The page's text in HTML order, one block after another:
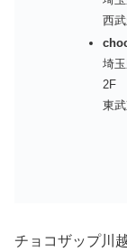
西
埼
2F
東
チョコザップ川